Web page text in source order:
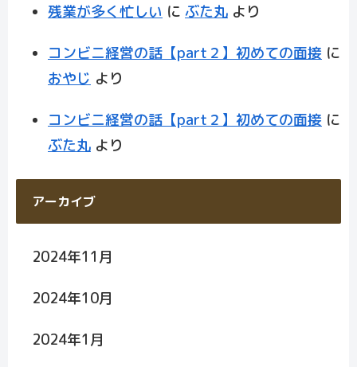
残業が多く忙しい に ぶた丸 より
コンビニ経営の話【part２】初めての面接 に
おやじ より
コンビニ経営の話【part２】初めての面接 に
ぶた丸 より
アーカイブ
2024年11月
2024年10月
2024年1月